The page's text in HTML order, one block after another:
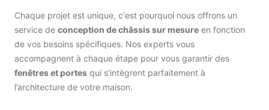
Chaque projet est unique, c'est pourquoi nous offrons un
service de conception de châssis sur mesure en fonction
de vos besoins spécifiques. Nos experts vous
accompagnent à chaque étape pour vous garantir des
fenêtres et portes qui s’intègrent parfaitement à
l’architecture de votre maison.